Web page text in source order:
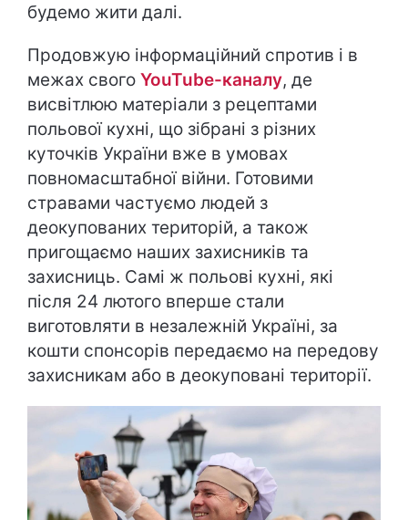
будемо жити далі.
Продовжую інформаційний спротив і в
межах свого YouTube-каналу, де
висвітлюю матеріали з рецептами
польової кухні, що зібрані з різних
куточків України вже в умовах
повномасштабної війни. Готовими
стравами частуємо людей з
деокупованих територій, а також
пригощаємо наших захисників та
захисниць. Самі ж польові кухні, які
після 24 лютого вперше стали
виготовляти в незалежній Україні, за
кошти спонсорів передаємо на передову
захисникам або в деокуповані території.